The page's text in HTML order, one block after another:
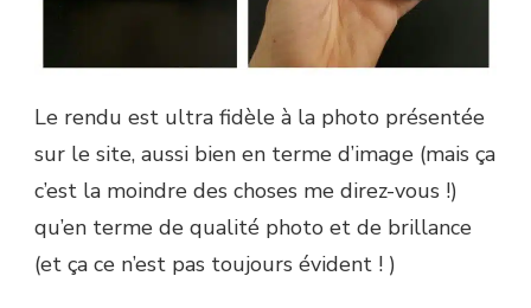
Le rendu est ultra fidèle à la photo présentée
sur le site, aussi bien en terme d’image (mais ça
c’est la moindre des choses me direz-vous !)
qu’en terme de qualité photo et de brillance
(et ça ce n’est pas toujours évident ! )